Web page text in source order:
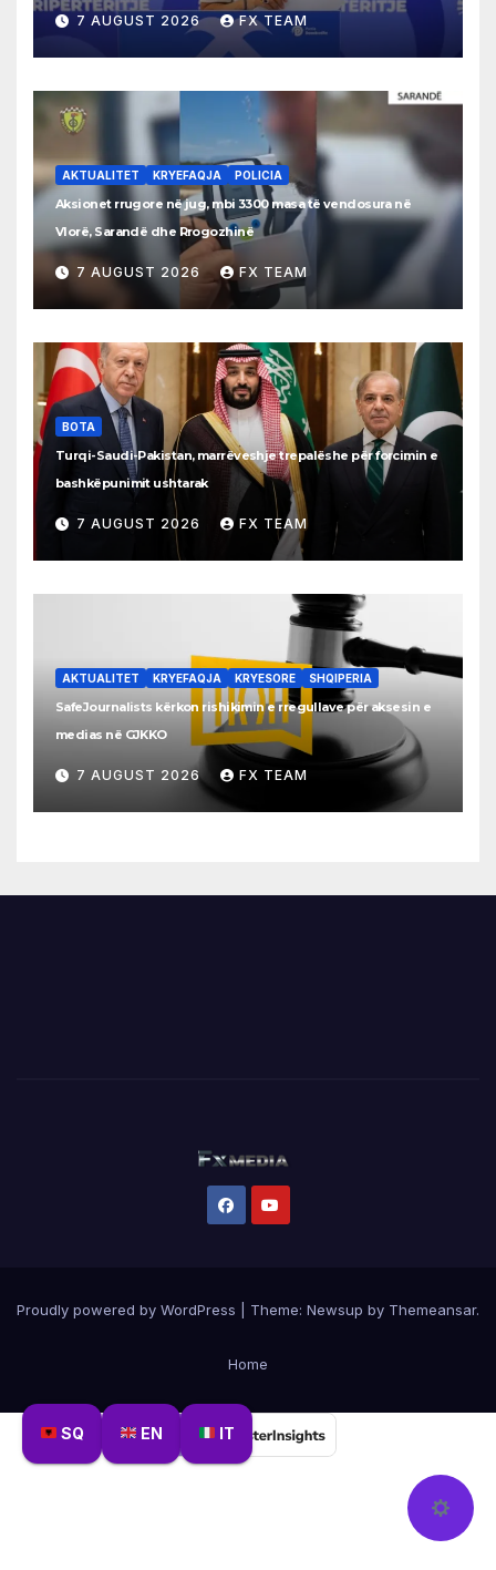
SQ EN IT
7 AUGUST 2026 FX TEAM
AKTUALITET KRYEFAQJA POLICIA
Aksionet rrugore në jug, mbi 3300 masa të vendosura në
Vlorë, Sarandë dhe Rrogozhinë
7 AUGUST 2026 FX TEAM
BOTA
Turqi-Saudi-Pakistan, marrëveshje trepalëshe për forcimin e
bashkëpunimit ushtarak
7 AUGUST 2026 FX TEAM
AKTUALITET KRYEFAQJA KRYESORE SHQIPERIA
SafeJournalists kërkon rishikimin e rregullave për aksesin e
medias në GJKKO
7 AUGUST 2026 FX TEAM
Proudly powered by WordPress Theme: Newsup by Themeansar.
Home